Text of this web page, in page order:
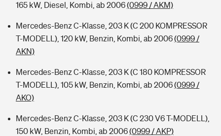
165 kW, Diesel, Kombi, ab 2006(0999 / AKM)
Mercedes-Benz C-Klasse, 203 K (C 200 KOMPRESSOR
T-MODELL), 120 kW, Benzin, Kombi, ab 2006(0999 /
AKN)
Mercedes-Benz C-Klasse, 203 K (C 180 KOMPRESSOR
T-MODELL), 105 kW, Benzin, Kombi, ab 2006(0999 /
AKO)
Mercedes-Benz C-Klasse, 203 K (C 230 V6 T-MODELL),
150 kW, Benzin, Kombi, ab 2006(0999 / AKP)